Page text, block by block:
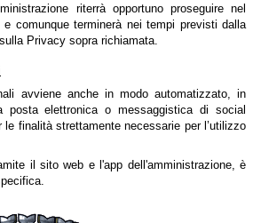
riterrà opportuno proseguire nel
comunque terminerà nei tempi previsti dalla
Privacy sopra richiamata.
avviene anche in modo automatizzato, in
posta elettronica o messaggistica di social
finalità strettamente necessarie per l’utilizzo
il sito web e l'app dell'amministrazione, è